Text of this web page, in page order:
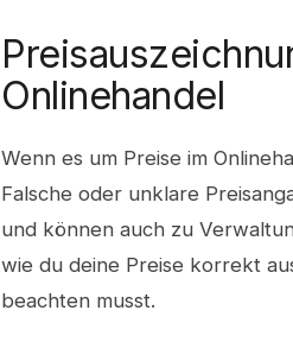
Onlinehandel
Wenn es um Preise im
Falsche oder unklare
und können auch zu
wie du deine Preise korrekt
beachten musst.